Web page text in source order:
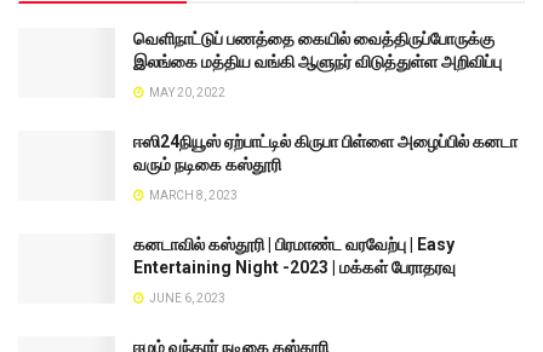
வெளிநாட்டுப் பணத்தை கையில் வைத்திருப்போருக்கு
இலங்கை மத்திய வங்கி ஆளுநர் விடுத்துள்ள அறிவிப்பு
MAY 20, 2022
ஈஸி24நியூஸ் ஏற்பாட்டில் கிருபா பிள்ளை அழைப்பில் கனடா
வரும் நடிகை கஸ்தூரி
MARCH 8, 2023
கனடாவில் கஸ்தூரி | பிரமாண்ட வரவேற்பு | Easy
Entertaining Night -2023 | மக்கள் பேராதரவு
JUNE 6, 2023
ஈழம் வந்தார் நடிகை கஸ்தூரி